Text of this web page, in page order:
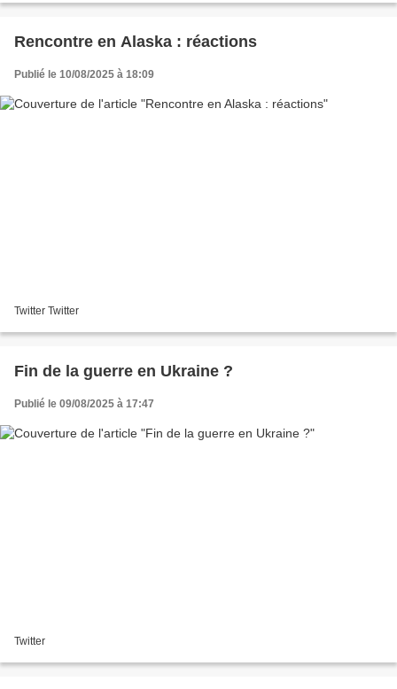
Rencontre en Alaska : réactions
Publié le 10/08/2025 à 18:09
Twitter Twitter
Fin de la guerre en Ukraine ?
Publié le 09/08/2025 à 17:47
Twitter